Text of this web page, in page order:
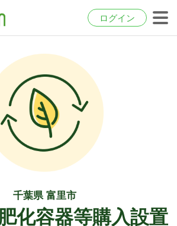
ログイン
千葉県 富里市
化容器等購入設置